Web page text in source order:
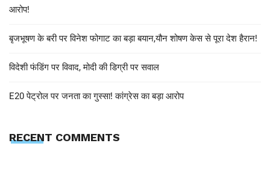
आरोप!
बृजभूषण के बरी पर विनेश फोगाट का बड़ा बयान,यौन शोषण केस से पूरा देश हैरान!
विदेशी फंडिंग पर विवाद, मोदी की डिग्री पर सवाल
E20 पेट्रोल पर जनता का गुस्सा! कांग्रेस का बड़ा आरोप
RECENT COMMENTS